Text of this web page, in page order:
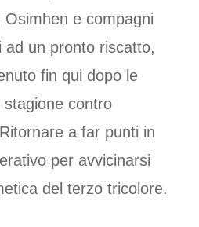
e compagni
ad un pronto riscatto,
fin qui dopo le
stagione contro
a far punti in
per avvicinarsi
del terzo tricolore.